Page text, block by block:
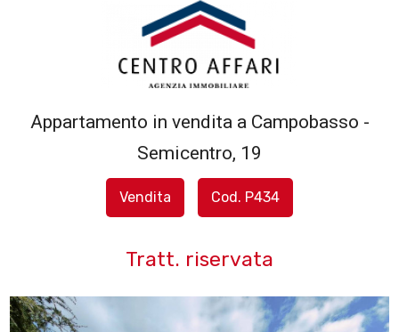
Appartamento in vendita a Campobasso -
Semicentro, 19
Vendita Cod. P434
Tratt. riservata
IN
Contratto